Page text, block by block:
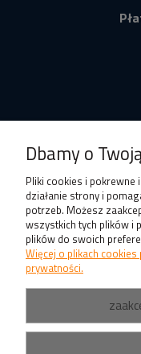
Dbamy o
Pliki cookies i
działanie strony i
potrzeb. Możesz
wszystkich tych plików i
plików do swoich
Więcej o plikach
prywatności.